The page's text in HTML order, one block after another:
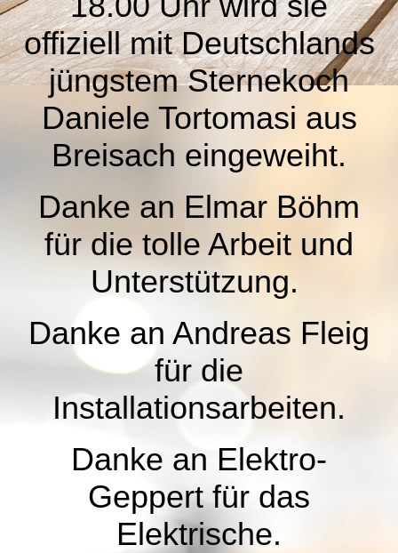
offiziell mit Deutschlands
jüngstem Sternekoch
Daniele Tortomasi aus
Breisach eingeweiht.
Danke an Elmar Böhm
für die tolle Arbeit und
Unterstützung.
Danke an Andreas Fleig
für die
Installationsarbeiten.
Danke an Elektro-
Geppert für das
Elektrische.